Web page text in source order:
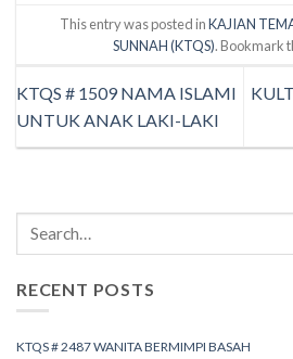
This entry was posted inKAJIAN
SUNNAH (KTQS). Bookmark
KTQS # 1509 NAMA ISLAMI
UNTUK ANAK LAKI-LAKI
RECENT POSTS
KTQS # 2487 WANITA BERMIMPI BASAH